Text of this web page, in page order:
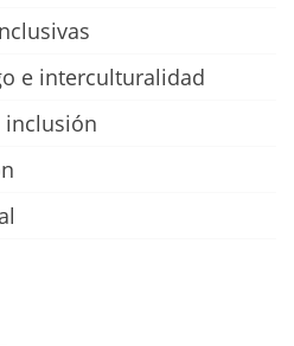
e interculturalidad
inclusión